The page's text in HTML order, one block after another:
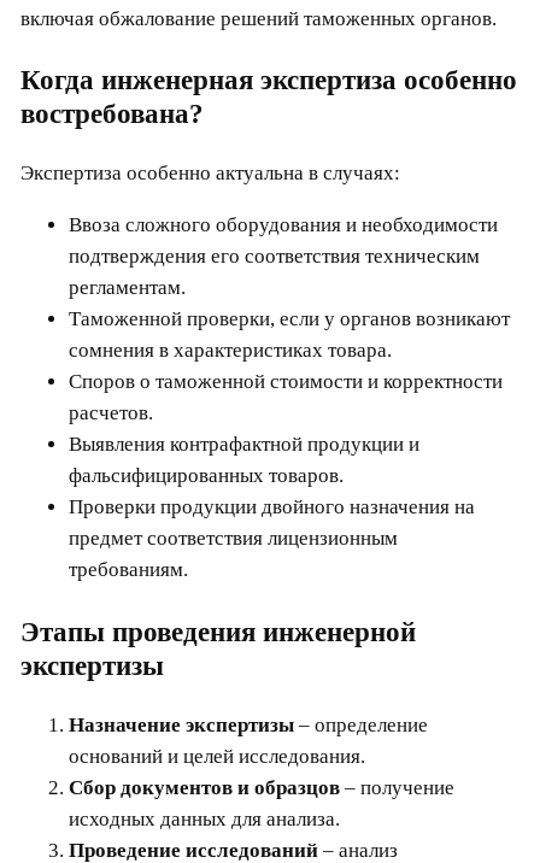
включая обжалование решений таможенных органов.
Когда инженерная экспертиза особенно
востребована?
Экспертиза особенно актуальна в случаях:
Ввоза сложного оборудования и необходимости
подтверждения его соответствия техническим
регламентам.
Таможенной проверки, если у органов возникают
сомнения в характеристиках товара.
Споров о таможенной стоимости и корректности
расчетов.
Выявления контрафактной продукции и
фальсифицированных товаров.
Проверки продукции двойного назначения на
предмет соответствия лицензионным
требованиям.
Этапы проведения инженерной
экспертизы
Назначение экспертизы– определение
оснований и целей исследования.
Сбор документов и образцов– получение
исходных данных для анализа.
Проведение исследований– анализ